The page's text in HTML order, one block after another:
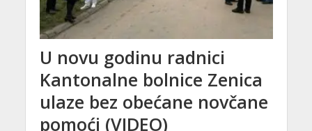
U novu godinu radnici
Kantonalne bolnice Zenica
ulaze bez obećane novčane
pomoći (VIDEO)